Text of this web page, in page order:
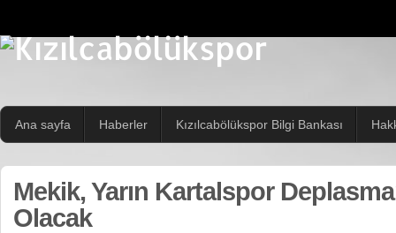
Ana sayfa Haberler Kızılcabölükspor Bilgi Bankası
Mekik, Yarın Kartalspor
Olacak